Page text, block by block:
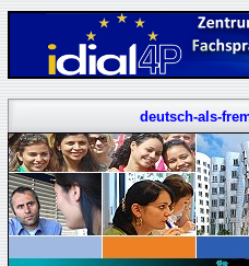
deutsch-als-